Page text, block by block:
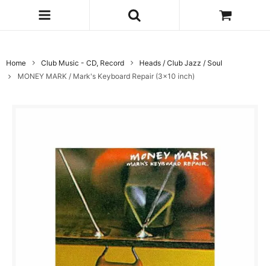
Home Club Music - CD, Record
Heads / Club Jazz / Soul
MONEY MARK / Mark's Keyboard Repair (3x10 inch)